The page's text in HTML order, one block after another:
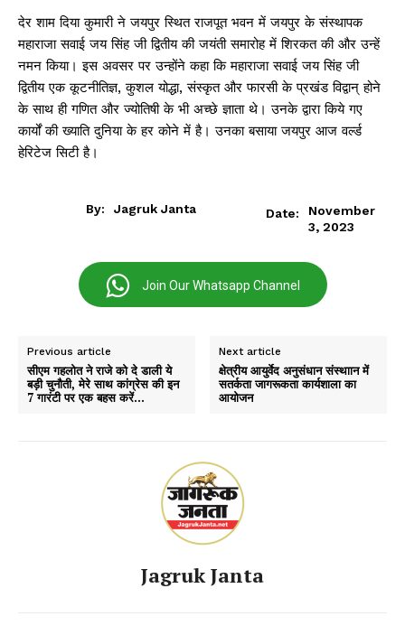
देर शाम दिया कुमारी ने जयपुर स्थित राजपूत भवन में जयपुर के संस्थापक
महाराजा सवाई जय सिंह जी द्वितीय की जयंती समारोह में शिरकत की और उन्हें
नमन किया। इस अवसर पर उन्होंने कहा कि महाराजा सवाई जय सिंह जी
द्वितीय एक कूटनीतिज्ञ, कुशल योद्धा, संस्कृत और फारसी के प्रखंड विद्वान् होने
के साथ ही गणित और ज्योतिषी के भी अच्छे ज्ञाता थे। उनके द्वारा किये गए
कार्यों की ख्याति दुनिया के हर कोने में है। उनका बसाया जयपुर आज वर्ल्ड
हेरिटेज सिटी है।
By: Jagruk Janta Date:
November
3, 2023
Join Our Whatsapp Channel
Previous article
सीएम गहलोत ने राजे को दे डाली ये
बड़ी चुनौती, मेरे साथ कांग्रेस की इन
7 गारंटी पर एक बहस करें…
Next article
क्षेत्रीय आयुर्वेद अनुसंधान संस्थाान में
सतर्कता जागरूकता कार्यशाला का
आयोजन
Jagruk Janta